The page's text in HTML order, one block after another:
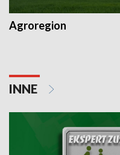
Agroregion
INNE